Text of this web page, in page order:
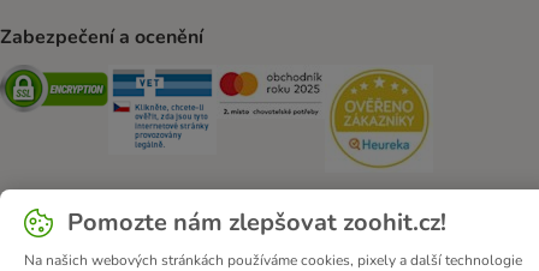
Zabezpečení a ocenění
Security Security Security
O zoohit Kariéra Firemní webové stránky
Impressum
Pomozte nám zlepšovat zoohit.cz!
Na našich webových stránkách používáme cookies, pixely a další technologie